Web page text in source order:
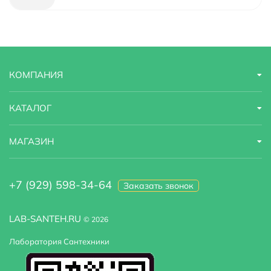
Штрихкод 4603757419918
Высота 31 м
LAB-SANTEH.RU © 2026
Лаборатория Сантехники
КОМПАНИЯ
КАТАЛОГ
МАГАЗИН
+7 (929) 598-34-64 Заказать звонок